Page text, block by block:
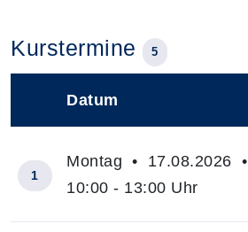
Kurstermine 5
Datum
1
Montag • 17.08.2026 •
10:00 - 13:00 Uhr